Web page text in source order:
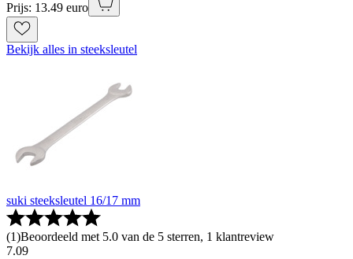
Prijs: 13.49 euro
Bekijk alles in steeksleutel
suki steeksleutel 16/17 mm
(1)Beoordeeld met 5.0 van de 5 sterren, 1 klantreview
7.09